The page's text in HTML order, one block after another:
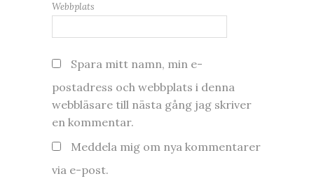
Webbplats
Spara mitt namn, min e-
postadress och webbplats i denna
webbläsare till nästa gång jag skriver
en kommentar.
Meddela mig om nya kommentarer
via e-post.